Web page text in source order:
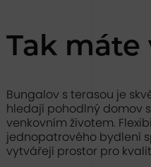
Tak máte
Bungalov s terasou je
hledají pohodlný domov
venkovním životem.
jednopatrového bydlení
vytvářejí prostor pro